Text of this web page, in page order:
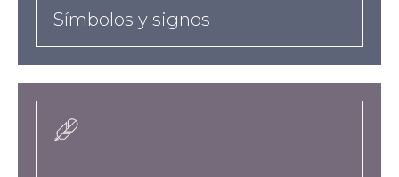
term-
hreflangesnoteworthy-
podcast-
a
Símbolos y signos
news